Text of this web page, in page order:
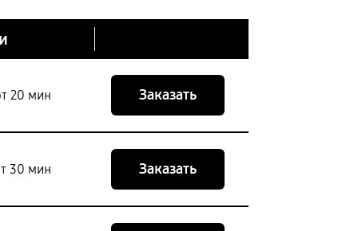
20 мин Заказать
30 мин Заказать